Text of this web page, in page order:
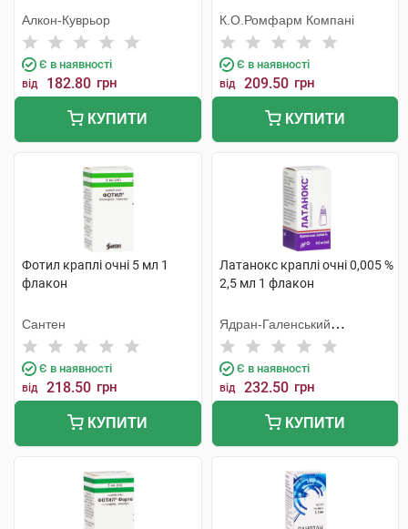
Алкон-Куврьор
Є в наявності
від 182.80 грн
КУПИТИ
К.О.Ромфарм Компані
Є в наявності
від 209.50 грн
КУПИТИ
Фотил краплі очні 5 мл 1
флакон
Сантен
Є в наявності
від 218.50 грн
КУПИТИ
Латанокс краплі очні 0,005 %
2,5 мл 1 флакон
Ядран-Галенський
Лабораторій
Є в наявності
від 232.50 грн
КУПИТИ